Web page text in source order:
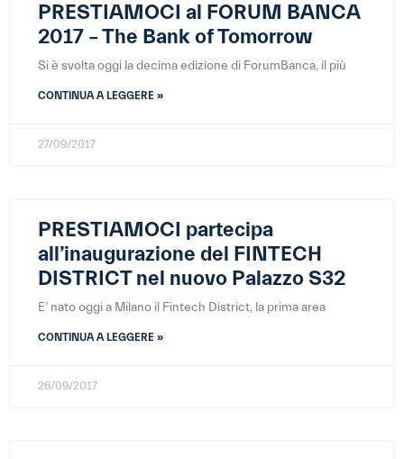
PRESTIAMOCI al FORUM BANCA
2017 – The Bank of Tomorrow
Si è svolta oggi la decima edizione di ForumBanca, il più
CONTINUA A LEGGERE »
27/09/2017
PRESTIAMOCI partecipa
all’inaugurazione del FINTECH
DISTRICT nel nuovo Palazzo S32
E’ nato oggi a Milano il Fintech District, la prima area
CONTINUA A LEGGERE »
26/09/2017